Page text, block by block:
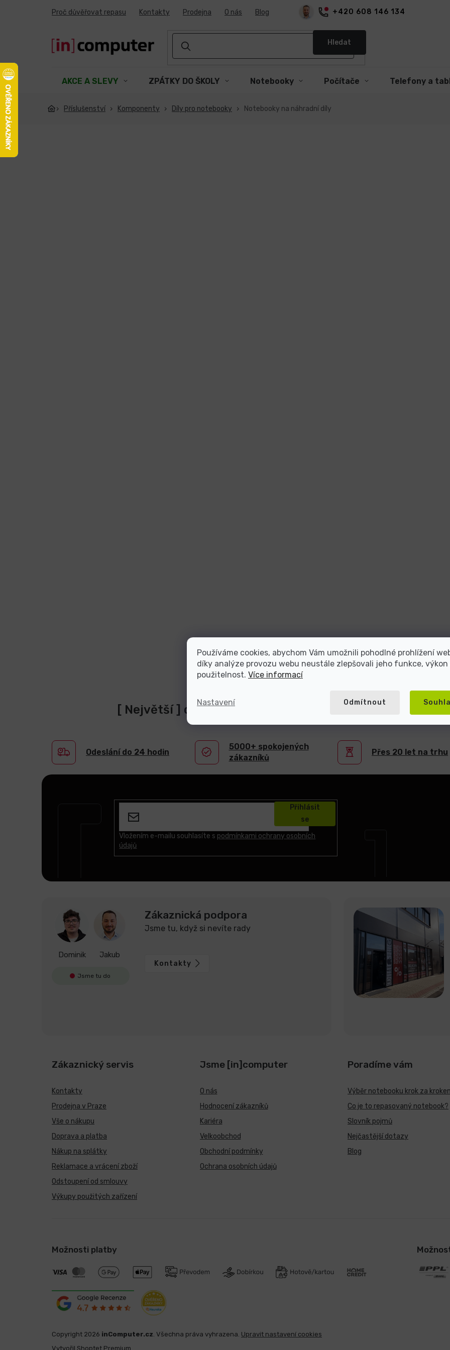
Používáme cookies, abychom Vám umožnili pohodlné prohlížení
díky analýze provozu webu neustále zlepšovali jeho funkce, výkon
použitelnost. Více informací
Nastavení Odmítnout
+420 608 146 134
Proč důvěřovat repasu Kontakty Prodejna O nás Blog
Hledat
AKCE A SLEVY ZPÁTKY DO ŠKOLY Notebooky Počítače Telefony a
Příslušenství Komponenty Díly pro notebooky Notebooky na náhradní díly
[ Největší ] dodavatel repasované elektroniky s více
Odeslání do 24 hodin
5000+ spokojených
zákazníků
Přes 20 let na trhu
Vložením e-mailu souhlasíte s podmínkami ochrany osobních
údajů
Přihlásit
se
Dominik Jakub
Jsme tu do
Zákaznická podpora
Jsme tu, když si nevíte rady
Kontakty
Zákaznický servis
Kontakty
Prodejna v Praze
Vše o nákupu
Doprava a platba
Nákup na splátky
Reklamace a vrácení zboží
Odstoupení od smlouvy
Výkupy použitých zařízení
Jsme [in]computer
O nás
Hodnocení zákazníků
Kariéra
Velkoobchod
Obchodní podmínky
Ochrana osobních údajů
Poradíme vám
Výběr notebooku krok za
Co je to repasovaný notebook?
Slovník pojmů
Nejčastější dotazy
Blog
Možnosti platby
Vytvořil Shoptet Premium
Copyright 2026 inComputer.cz. Všechna práva vyhrazena. Upravit nastavení cookies